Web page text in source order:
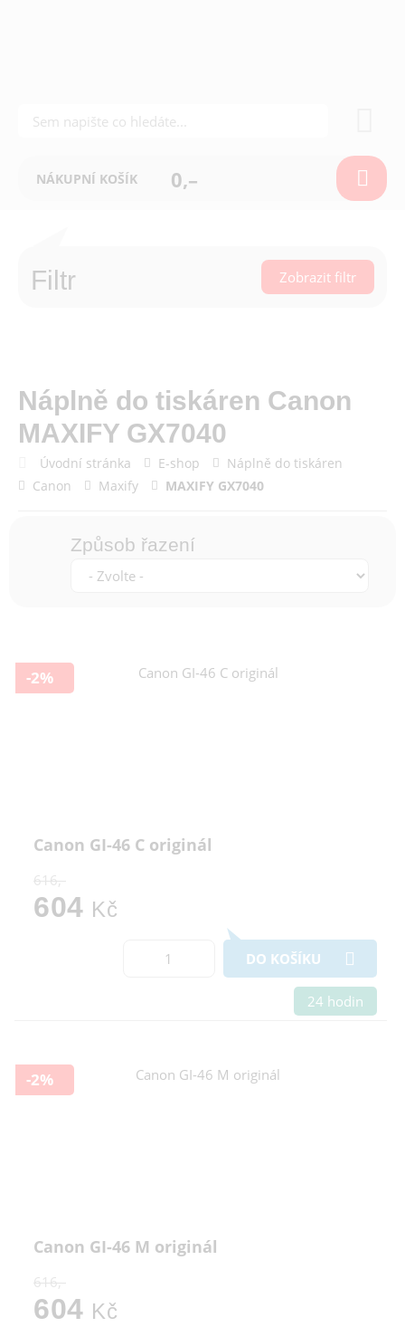
NÁKUPNÍ KOŠÍK 0,–
Filtr Zobrazit filtr
Náplně do tiskáren Canon
MAXIFY GX7040
Úvodní stránka E-shop
Náplně do tiskáren
Canon
Maxify MAXIFY GX7040
Způsob řazení
-2%
Canon GI-46 C originál
616,-
604 Kč
DO KOŠÍKU
24 hodin
-2%
Canon GI-46 M originál
616,-
604 Kč